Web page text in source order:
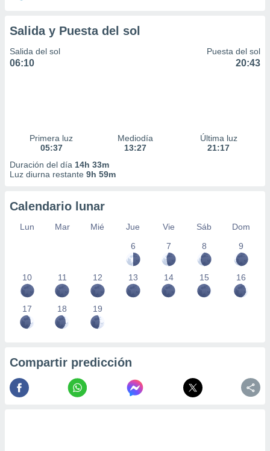
Salida y Puesta del sol
Salida del sol
06:10
Puesta del sol
20:43
Primera luz
05:37
Mediodía
13:27
Última luz
21:17
Duración del día 14h 33m
Luz diurna restante 9h 59m
Calendario lunar
Lun Mar Mié Jue Vie Sáb
Dom
6
7 8 9
10 11 12 13 14 15 16
17 18 19
Compartir predicción